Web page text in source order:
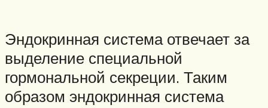
Эндокринная система отвечает за
выделение специальной
гормональной секреции. Таким
образом эндокринная система